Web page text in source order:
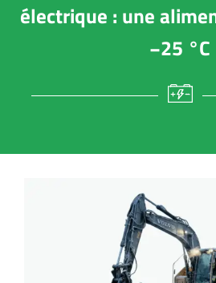
électrique : une
−25 °C